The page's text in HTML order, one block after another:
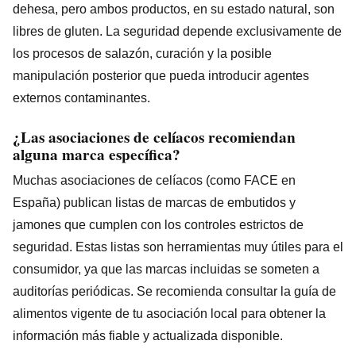
dehesa, pero ambos productos, en su estado natural, son
libres de gluten. La seguridad depende exclusivamente de
los procesos de salazón, curación y la posible
manipulación posterior que pueda introducir agentes
externos contaminantes.
¿Las asociaciones de celíacos recomiendan
alguna marca específica?
Muchas asociaciones de celíacos (como FACE en
España) publican listas de marcas de embutidos y
jamones que cumplen con los controles estrictos de
seguridad. Estas listas son herramientas muy útiles para el
consumidor, ya que las marcas incluidas se someten a
auditorías periódicas. Se recomienda consultar la guía de
alimentos vigente de tu asociación local para obtener la
información más fiable y actualizada disponible.